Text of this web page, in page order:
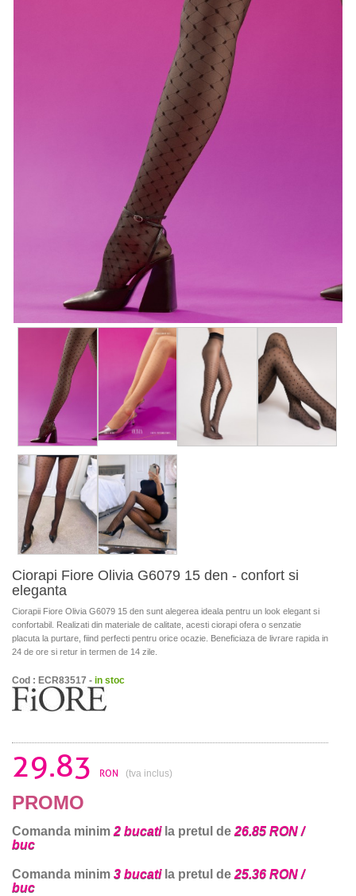
Ciorapi Fiore Olivia G6079 15 den - confort si
eleganta
Ciorapii Fiore Olivia G6079 15 den sunt alegerea ideala pentru un look elegant si
confortabil. Realizati din materiale de calitate, acesti ciorapi ofera o senzatie
placuta la purtare, fiind perfecti pentru orice ocazie. Beneficiaza de livrare rapida in
24 de ore si retur in termen de 14 zile.
Cod : ECR83517 - in stoc
29.83 RON (tva inclus)
PROMO
Comanda minim2 bucatila pretul de26.85 RON /
buc
Comanda minim 3 bucatila pretul de25.36 RON /
buc